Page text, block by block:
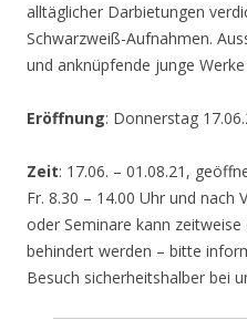
alltäglicher Darbietungen
Schwarzweiß-Aufnahmen.
und anknüpfende junge
Eröffnung: Donnerstag
Zeit: 17.06. – 01.08.21,
Fr. 8.30 – 14.00 Uhr und nach
oder Seminare kann
behindert werden – bitte
Besuch sicherheitshalber bei